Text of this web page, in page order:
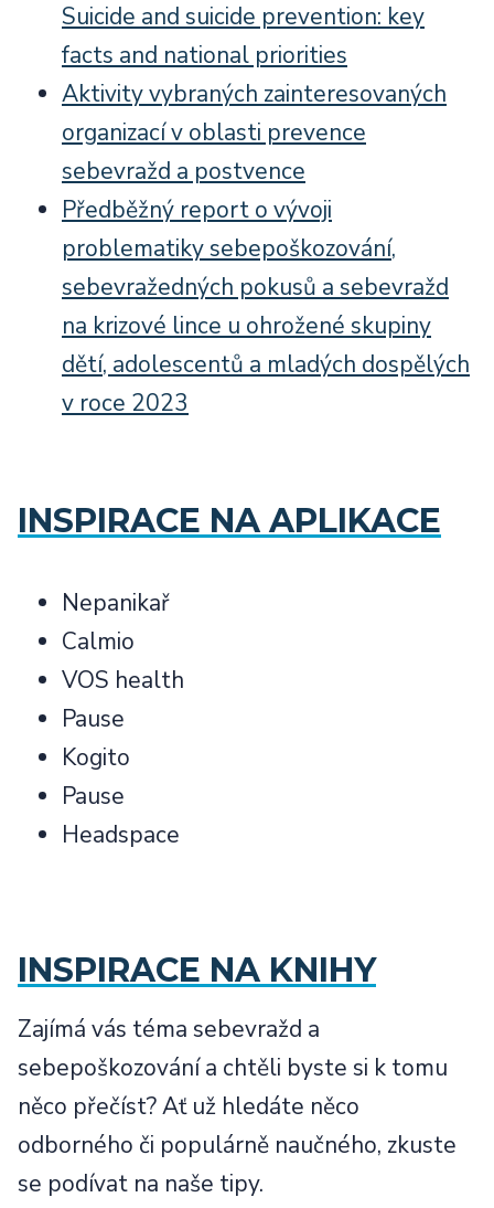
Suicide and suicide prevention: key
facts and national priorities
Aktivity vybraných zainteresovaných
organizací v oblasti prevence
sebevražd a postvence
Předběžný report o vývoji
problematiky sebepoškozování,
sebevražedných pokusů a sebevražd
na krizové lince u ohrožené skupiny
dětí, adolescentů a mladých dospělých
v roce 2023
INSPIRACE NA APLIKACE
Nepanikař
Calmio
VOS health
Pause
Kogito
Pause
Headspace
INSPIRACE NA KNIHY
Zajímá vás téma sebevražd a
sebepoškozování a chtěli byste si k tomu
něco přečíst? Ať už hledáte něco
odborného či populárně naučného, zkuste
se podívat na naše tipy.